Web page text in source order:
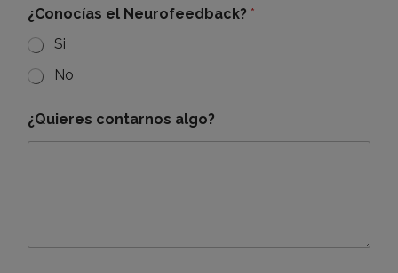
¿Conocías el Neurofeedback? *
Si
No
¿Quieres contarnos algo?